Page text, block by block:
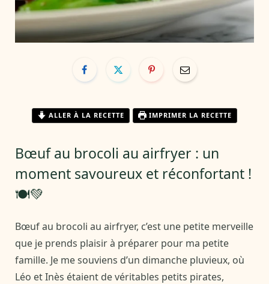
ALLER À LA RECETTE IMPRIMER LA RECETTE
Bœuf au brocoli au airfryer : un
moment savoureux et réconfortant !
🍽️💚
Bœuf au brocoli au airfryer, c’est une petite merveille
que je prends plaisir à préparer pour ma petite
famille. Je me souviens d’un dimanche pluvieux, où
Léo et Inès étaient de véritables petits pirates,